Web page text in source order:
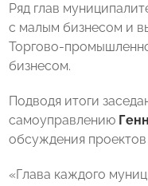
Ряд глав
с малым бизнесом и
Торгово-
бизнесом.
Подводя итоги
самоуправлению
обсуждения
«Глава каждого